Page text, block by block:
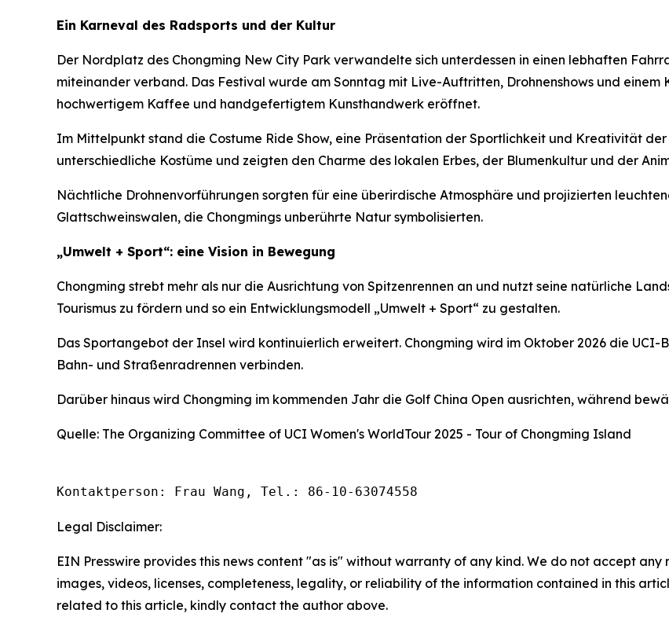
Ein Karneval des Radsports und der Kultur
Der Nordplatz des Chongming New City Park verwandelte sich unterdessen in einen lebhaften
miteinander verband. Das Festival wurde am Sonntag mit Live-Auftritten, Drohnenshows und
hochwertigem Kaffee und handgefertigtem Kunsthandwerk eröffnet.
Im Mittelpunkt stand die Costume Ride Show, eine Präsentation der Sportlichkeit und Kreativität der
unterschiedliche Kostüme und zeigten den Charme des lokalen Erbes, der Blumenkultur und der
Nächtliche Drohnenvorführungen sorgten für eine überirdische Atmosphäre und projizierten
Glattschweinswalen, die Chongmings unberührte Natur symbolisierten.
„Umwelt + Sport“: eine Vision in Bewegung
Chongming strebt mehr als nur die Ausrichtung von Spitzenrennen an und nutzt seine natürliche
Tourismus zu fördern und so ein Entwicklungsmodell „Umwelt + Sport“ zu gestalten.
Das Sportangebot der Insel wird kontinuierlich erweitert. Chongming wird im Oktober 2026 die
Bahn- und Straßenradrennen verbinden.
Darüber hinaus wird Chongming im kommenden Jahr die Golf China Open ausrichten, während
Quelle: The Organizing Committee of UCI Women's WorldTour 2025 - Tour of Chongming Island
Kontaktperson: Frau Wang, Tel.: 86-10-63074558
Legal Disclaimer:
EIN Presswire provides this news content "as is" without warranty of any kind. We do not accept
images, videos, licenses, completeness, legality, or reliability of the information contained in this
related to this article, kindly contact the author above.